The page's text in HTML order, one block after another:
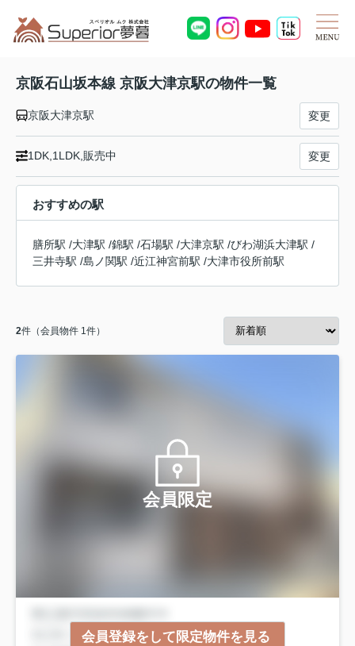
京阪石山坂本線 京阪大津京駅の物件一覧
京阪大津京駅 変更
1DK,1LDK,販売中 変更
おすすめの駅
膳所駅 /大津駅 /錦駅 /石場駅 /大津京駅 /びわ湖浜大津駅 /
三井寺駅 /島ノ関駅 /近江神宮前駅 /大津市役所前駅
2件（会員物件 1件）
会員限定
会員登録をして限定物件を見る